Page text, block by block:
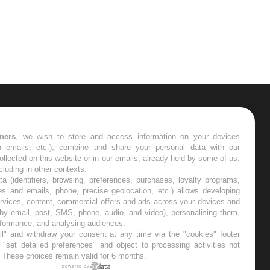
les semaines les meilleures
, we wish to store and access information on your devices
emails, etc.), combine and share your personal data with our
on this website or in our emails, already held by some of us,
in other contexts.
(identifiers, browsing, preferences, purchases, loyalty programs,
and emails, phone, precise geolocation, etc.) allows developing
content, commercial offers and ads across your devices and
email, post, SMS, phone, audio, and video), personalising them,
and analysing audiences.
and withdraw your consent at any time via the "cookies" footer
detailed preferences" and object to processing activities not
choices remain valid for 6 months.
powered by